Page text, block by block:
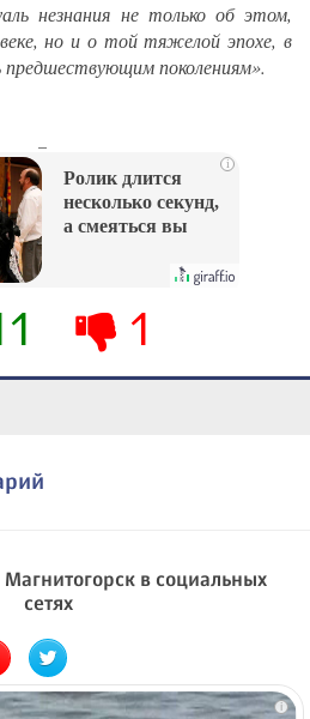
незнания не только об этом,
но и о той тяжелой эпохе, в
поколениям».
i
Ролик длится
несколько секунд,
а смеяться вы
1
в социальных
сетях
i